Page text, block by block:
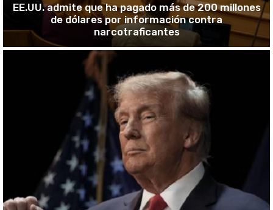
EE.UU. admite que ha pagado más de 200 millones
de dólares por información contra
narcotraficantes